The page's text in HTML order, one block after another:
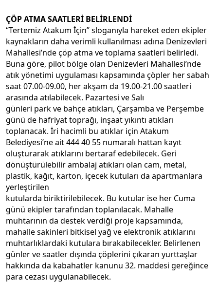
ÇÖP ATMA SAATLERİ BELİRLENDİ
“Tertemiz Atakum İçin” sloganıyla hareket eden ekipler
kaynakların daha verimli kullanılması adına Denizevleri
Mahallesi’nde çöp atma ve toplama saatleri belirledi.
Buna göre, pilot bölge olan Denizevleri Mahallesi’nde
atık yönetimi uygulaması kapsamında çöpler her sabah
saat 07.00-09.00, her akşam da 19.00-21.00 saatleri
arasında atılabilecek. Pazartesi ve Salı
günleri park ve bahçe atıkları, Çarşamba ve Perşembe
günü de hafriyat toprağı, inşaat yıkıntı atıkları
toplanacak. İri hacimli bu atıklar için Atakum
Belediyesi’ne ait 444 40 55 numaralı hattan kayıt
oluşturarak atıklarını bertaraf edebilecek. Geri
dönüştürülebilir ambalaj atıkları olan cam, metal,
plastik, kağıt, karton, içecek kutuları da apartmanlara
yerleştirilen
kutularda biriktirilebilecek. Bu kutular ise her Cuma
günü ekipler tarafından toplanılacak. Mahalle
muhtarının da destek verdiği proje kapsamında,
mahalle sakinleri bitkisel yağ ve elektronik atıklarını
muhtarlıklardaki kutulara bırakabilecekler. Belirlenen
günler ve saatler dışında çöplerini çıkaran yurttaşlar
hakkında da kabahatler kanunu 32. maddesi gereğince
para cezası uygulanabilecek.